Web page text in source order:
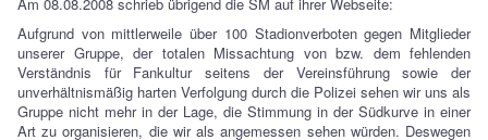
Aufgrund von mittlerweile über 100 Stadionverboten gegen Mitglieder
unserer Gruppe, der totalen Missachtung von bzw. dem fehlenden
Verständnis für Fankultur seitens der Vereinsführung sowie der
unverhältnismäßig harten Verfolgung durch die Polizei sehen wir uns als
Gruppe nicht mehr in der Lage, die Stimmung in der Südkurve in einer
Art zu organisieren, die wir als angemessen sehen würden. Deswegen